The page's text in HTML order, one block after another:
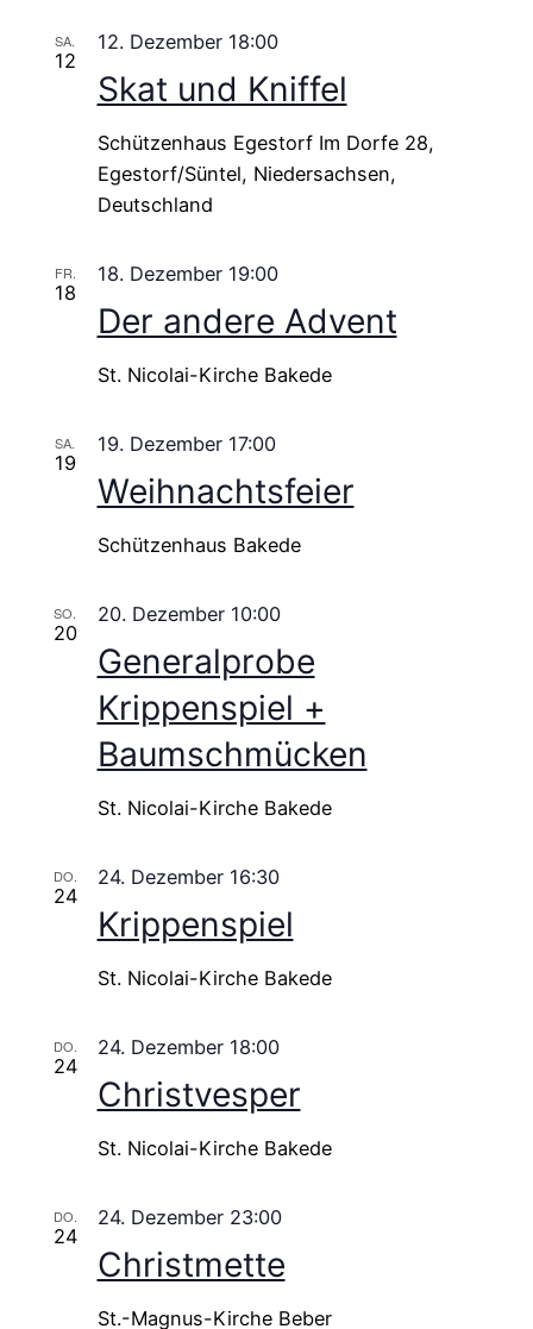
SA.
12
Skat und Kniffel
12. Dezember 18:00
Schützenhaus Egestorf Im Dorfe 28,
Egestorf/Süntel, Niedersachsen,
Deutschland
FR.
18
Der andere Advent
18. Dezember 19:00
St. Nicolai-Kirche Bakede
SA.
19
Weihnachtsfeier
19. Dezember 17:00
Schützenhaus Bakede
SO.
20
Generalprobe
Krippenspiel +
Baumschmücken
20. Dezember 10:00
St. Nicolai-Kirche Bakede
DO.
24
Krippenspiel
24. Dezember 16:30
St. Nicolai-Kirche Bakede
DO.
24
Christvesper
24. Dezember 18:00
St. Nicolai-Kirche Bakede
DO.
24
Christmette
24. Dezember 23:00
St.-Magnus-Kirche Beber